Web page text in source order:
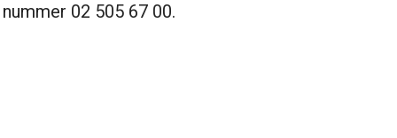
02 505 67 00.